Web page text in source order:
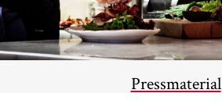
Pressmaterial